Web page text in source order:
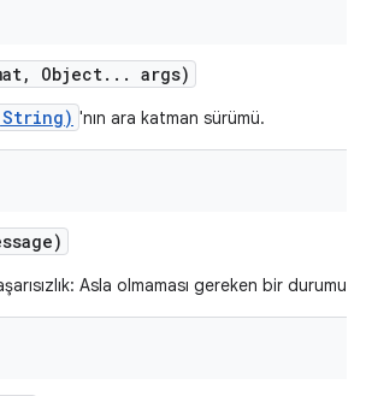
, Object. . . args)
'nın ara katman sürümü.
Asla olmaması gereken bir durumu